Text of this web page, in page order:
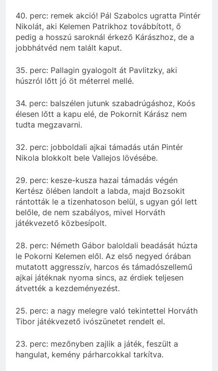
40. perc: remek akció! Pál Szabolcs ugratta Pintér
Nikolát, aki Kelemen Patrikhoz továbbított, ő
pedig a hosszú saroknál érkező Kárászhoz, de a
jobbhátvéd nem talált kaput.
35. perc: Pallagin gyalogolt át Pavlitzky, aki
húszról lőtt jó öt méterrel mellé.
34. perc: balszélen jutunk szabadrúgáshoz, Koós
élesen lőtt a kapu elé, de Pokornit Kárász nem
tudta megzavarni.
32. perc: jobboldali ajkai támadás után Pintér
Nikola blokkolt bele Vallejos lövésébe.
29. perc: kesze-kusza hazai támadás végén
Kertész ölében landolt a labda, majd Bozsokit
rántották le a tizenhatoson belül, s ugyan gól lett
belőle, de nem szabályos, mivel Horváth
játékvezető közbesípolt.
28. perc: Németh Gábor baloldali beadását húzta
le Pokorni Kelemen elől. Az első negyed órában
mutatott aggresszív, harcos és támadószellemű
ajkai játéknak nyoma sincs, az érdiek teljesen
átvették a kezdeményezést.
25. perc: a nagy melegre való tekintettel Horváth
Tibor játékvezető ivószünetet rendelt el.
23. perc: mezőnyben zajlik a játék, feszült a
hangulat, kemény párharcokkal tarkítva.